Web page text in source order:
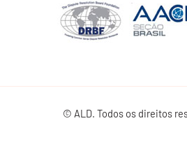
© ALD. Todos os direitos